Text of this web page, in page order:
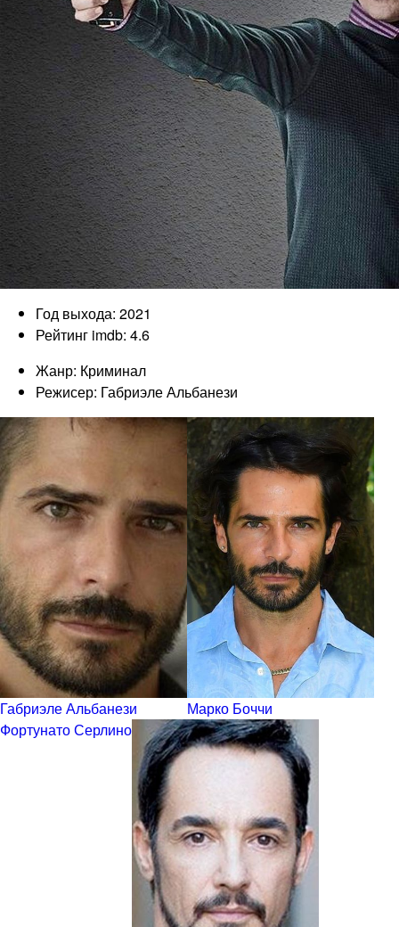
Год выхода: 2021
Рейтинг imdb: 4.6
Жанр: Криминал
Режисер: Габриэле Альбанези
Габриэле Альбанези
Марко Боччи
Фортунато Серлино